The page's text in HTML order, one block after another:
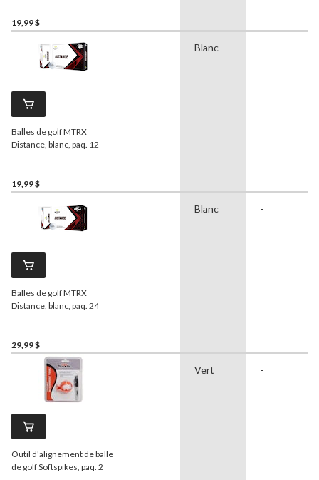
19,99 $
Balles de golf MTRX
Distance, blanc, paq. 12
19,99 $
Blanc -
Balles de golf MTRX
Distance, blanc, paq. 24
29,99 $
Blanc -
Outil d'alignement de balle
de golf Softspikes, paq. 2
Vert -